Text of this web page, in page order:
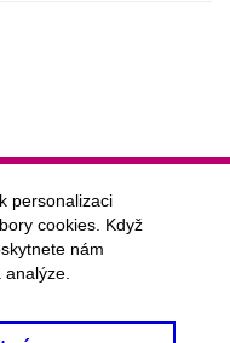
personalizaci
cookies. Když
nám